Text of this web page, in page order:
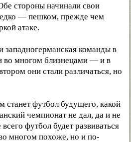
стороны начинали свои
— пешком, прежде чем
атаке.
западногерманская команды в
во многом близнецами — и в
они стали различаться, но
станет футбол будущего, какой
чемпионат не дал, да и не
футбол будет развиваться
многом похоже, но и по-